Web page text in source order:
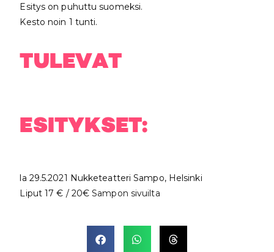
Esitys on puhuttu suomeksi.
Kesto noin 1 tunti.
TULEVAT
ESITYKSET:
la 29.5.2021 Nukketeatteri Sampo, Helsinki
Liput 17 € / 20€Sampon sivuilta